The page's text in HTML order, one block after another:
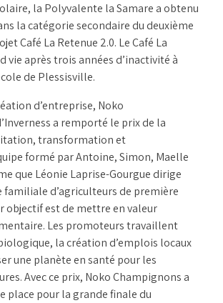
la Polyvalente la Samare a obtenu
la catégorie secondaire du deuxième
Café La Retenue 2.0. Le Café La
vie après trois années d’inactivité à
de Plessisville.
d’entreprise, Noko
a remporté le prix de la
transformation et
formé par Antoine, Simon, Maelle
que Léonie Laprise-Gourgue dirige
d’agriculteurs de première
objectif est de mettre en valeur
Les promoteurs travaillent
la création d’emplois locaux
une planète en santé pour les
Avec ce prix, Noko Champignons a
place pour la grande finale du